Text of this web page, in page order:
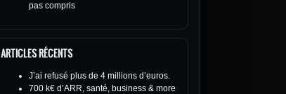
pas compris
ARTICLES RÉCENTS
J’ai refusé plus de 4 millions d’euros.
700 k€ d’ARR, santé, business & more